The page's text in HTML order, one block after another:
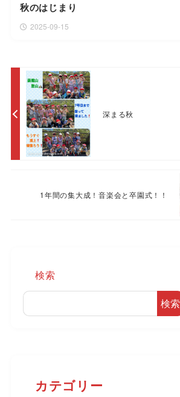
秋のはじまり
2025-09-15
深まる秋
1年間の集大成！音楽会と卒園式！！
検索
検索
カテゴリー